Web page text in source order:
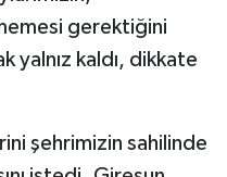
gerektiğini
yalnız kaldı, dikkate
şehrimizin sahilinde